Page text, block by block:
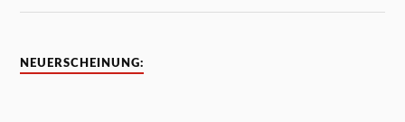
NEUERSCHEINUNG: